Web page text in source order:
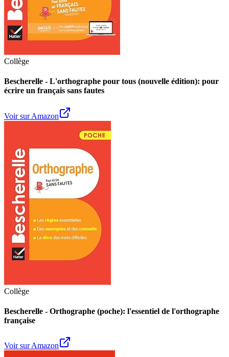
Collège
Bescherelle - L'orthographe pour tous (nouvelle édition): pour
écrire un français sans fautes
Voir sur Amazon
Collège
Bescherelle - Orthographe (poche): l'essentiel de l'orthographe
française
Voir sur Amazon